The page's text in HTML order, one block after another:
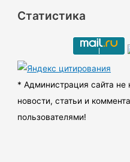
х
ы
Статистика
* Администрация сайта не
новости, статьи и
пользователями!